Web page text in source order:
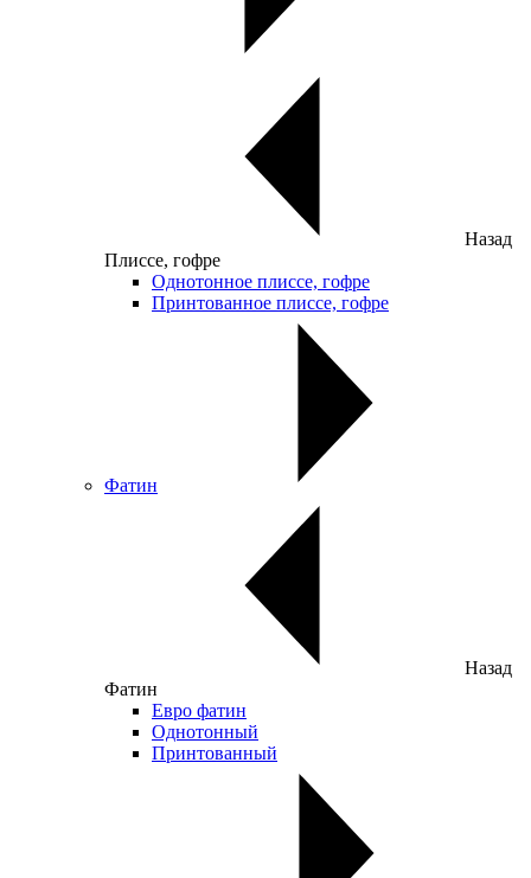
Назад
Плиссе, гофре
Однотонное плиссе, гофре
Принтованное плиссе, гофре
Фатин
Назад
Фатин
Евро фатин
Однотонный
Принтованный